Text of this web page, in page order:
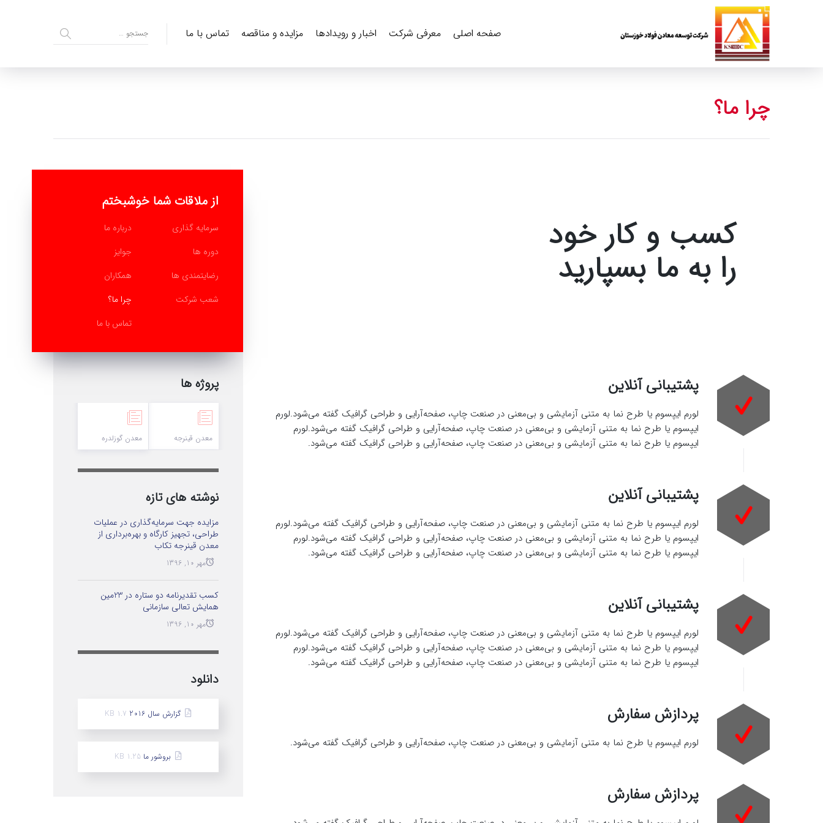
صفحه اصلی معرفی شرکت اخبار و رویدادها مزایده و مناقصه تماس با ما
چرا ما؟
کسب و کار خود
را به ما بسپارید
پشتیبانی آنلاین
لورم ایپسوم یا طرح‌ نما به متنی آزمایشی و بی‌معنی در صنعت چاپ، صفحه‌آرایی و طراحی گرافیک گفته می‌شود.لورم
ایپسوم یا طرح‌ نما به متنی آزمایشی و بی‌معنی در صنعت چاپ، صفحه‌آرایی و طراحی گرافیک گفته می‌شود.لورم
ایپسوم یا طرح‌ نما به متنی آزمایشی و بی‌معنی در صنعت چاپ، صفحه‌آرایی و طراحی گرافیک گفته می‌شود.
پشتیبانی آنلاین
لورم ایپسوم یا طرح‌ نما به متنی آزمایشی و بی‌معنی در صنعت چاپ، صفحه‌آرایی و طراحی گرافیک گفته می‌شود.لورم
ایپسوم یا طرح‌ نما به متنی آزمایشی و بی‌معنی در صنعت چاپ، صفحه‌آرایی و طراحی گرافیک گفته می‌شود.لورم
ایپسوم یا طرح‌ نما به متنی آزمایشی و بی‌معنی در صنعت چاپ، صفحه‌آرایی و طراحی گرافیک گفته می‌شود.
پشتیبانی آنلاین
لورم ایپسوم یا طرح‌ نما به متنی آزمایشی و بی‌معنی در صنعت چاپ، صفحه‌آرایی و طراحی گرافیک گفته می‌شود.لورم
ایپسوم یا طرح‌ نما به متنی آزمایشی و بی‌معنی در صنعت چاپ، صفحه‌آرایی و طراحی گرافیک گفته می‌شود.لورم
ایپسوم یا طرح‌ نما به متنی آزمایشی و بی‌معنی در صنعت چاپ، صفحه‌آرایی و طراحی گرافیک گفته می‌شود.
پردازش سفارش
لورم ایپسوم یا طرح‌ نما به متنی آزمایشی و بی‌معنی در صنعت چاپ، صفحه‌آرایی و طراحی گرافیک گفته می‌شود.
پردازش سفارش
از ملاقات شما خوشبختم
درباره ما
سرمایه گذاری
جوایز
دوره ها
همکاران
رضایتمندی ها
چرا ما؟
شعب شرکت
تماس با ما
پروژه ها
معدن قینرجه معدن گوزلدره
نوشته های تازه
مزایده جهت سرمایه‌گذاری در عملیات
طراحی، تجهیز کارگاه و بهره‌برداری از
معدن قینرجه تکاب
مهر 10, 1396
کسب تقدیرنامه دو ستاره در 23مین
همایش تعالی سازمانی
مهر 10, 1396
دانلود
گزارش سال 2016 1.7 KB
بروشور ما 1.25 KB